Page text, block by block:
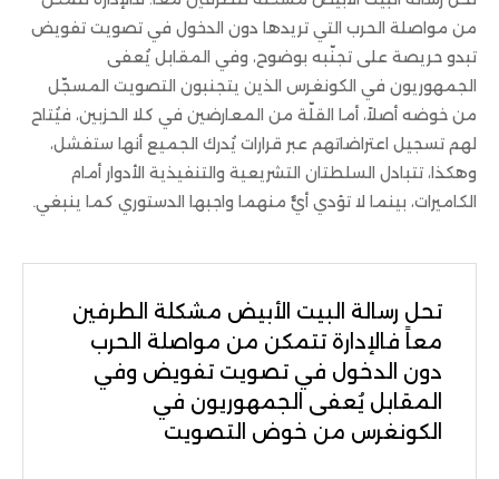
من مواصلة الحرب التي تريدها دون الدخول في تصويت تفويض
تبدو حريصة على تجنّبه بوضوح، وفي المقابل يُعفى
الجمهوريون في الكونغرس الذين يتجنبون التصويت المسجّل
من خوضه أصلاً، أما القلّة من المعارضين في كلا الحزبين، فيُتاح
لهم تسجيل اعتراضاتهم عبر قرارات يُدرك الجميع أنها ستفشل،
وهكذا، تتبادل السلطتان التشريعية والتنفيذية الأدوار أمام
الكاميرات، بينما لا تؤدي أيٌّ منهما واجبها الدستوري كما ينبغي.
تحل رسالة البيت الأبيض مشكلة الطرفين
معاً فالإدارة تتمكن من مواصلة الحرب
دون الدخول في تصويت تفويض وفي
المقابل يُعفى الجمهوريون في
الكونغرس من خوض التصويت